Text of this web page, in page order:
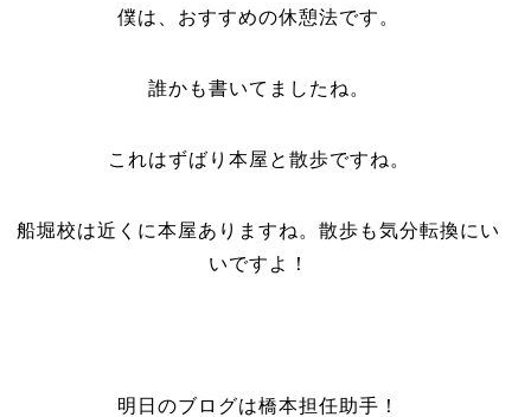
僕は、おすすめの休憩法です。
誰かも書いてましたね。
これはずばり本屋と散歩ですね。
船堀校は近くに本屋ありますね。散歩も気分転換にい
いですよ！
明日のブログは橋本担任助手！